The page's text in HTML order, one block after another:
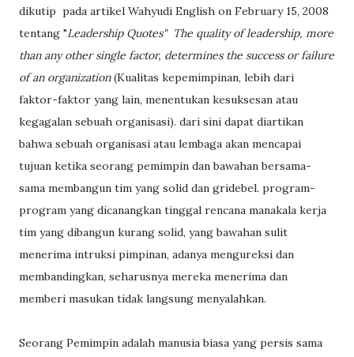
dikutip pada artikel Wahyudi English on February 15, 2008
tentang "Leadership Quotes" The quality of leadership, more
than any other single factor, determines the success or failure
of an organization(Kualitas kepemimpinan, lebih dari
faktor-faktor yang lain, menentukan kesuksesan atau
kegagalan sebuah organisasi). dari sini dapat diartikan
bahwa sebuah organisasi atau lembaga akan mencapai
tujuan ketika seorang pemimpin dan bawahan bersama-
sama membangun tim yang solid dan gridebel. program-
program yang dicanangkan tinggal rencana manakala kerja
tim yang dibangun kurang solid, yang bawahan sulit
menerima intruksi pimpinan, adanya mengureksi dan
membandingkan, seharusnya mereka menerima dan
memberi masukan tidak langsung menyalahkan.
Seorang Pemimpin adalah manusia biasa yang persis sama